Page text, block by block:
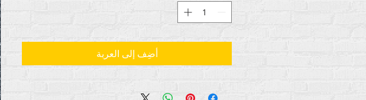
أضِف إلى العربة